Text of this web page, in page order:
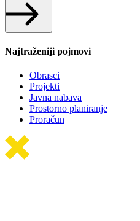
Najtraženiji pojmovi
Obrasci
Projekti
Javna nabava
Prostorno planiranje
Proračun